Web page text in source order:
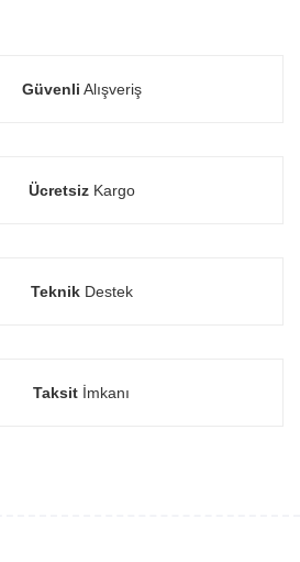
Güvenli Alışveriş
ÜcretsizKargo
TeknikDestek
Taksit İmkanı